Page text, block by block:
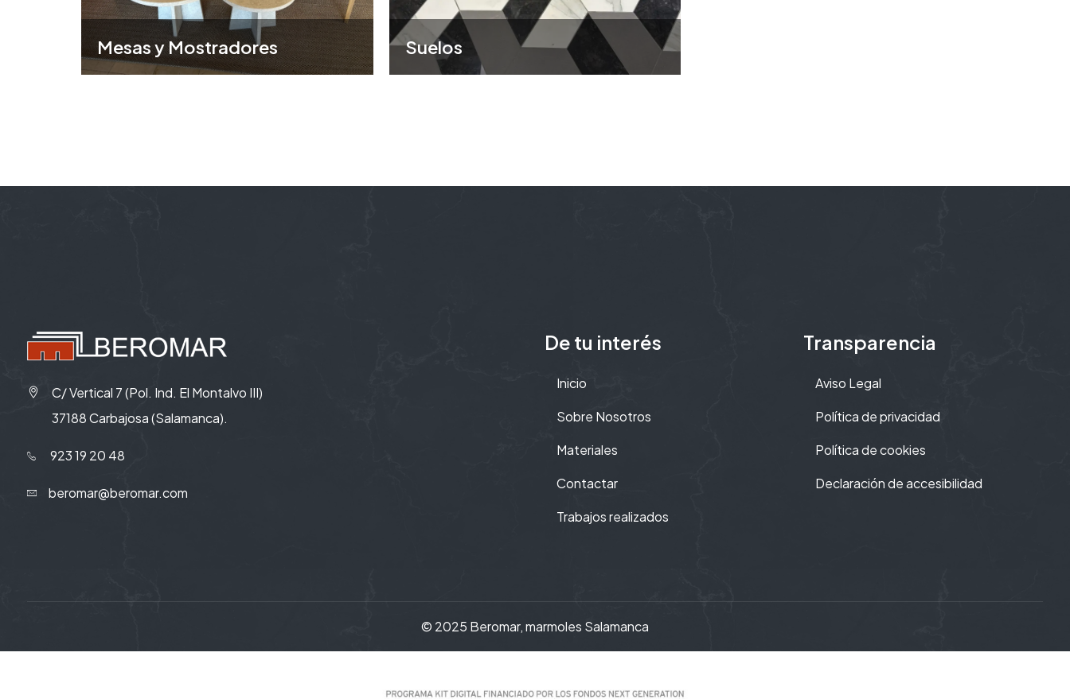
Mesas y Mostradores Suelos
C/ Vertical 7 (Pol. Ind. El Montalvo III)
37188 Carbajosa (Salamanca).
923 19 20 48
beromar@beromar.com
De tu interés
Inicio
Sobre Nosotros
Materiales
Contactar
Trabajos realizados
Transparencia
Aviso Legal
Política de privacidad
Política de cookies
Declaración de accesibilidad
© 2025 Beromar,marmoles Salamanca